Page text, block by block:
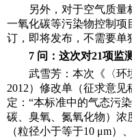
另外，对于空气质量
一氧化碳等污染物控制项
订，即将发布，不需要单
7 问：这次对21项监
武雪芳：本次《〈环
2012）修改单（征求意
定：“本标准中的气态污
碳、臭氧、氮氧化物）浓
（粒径小于等于10 μm）